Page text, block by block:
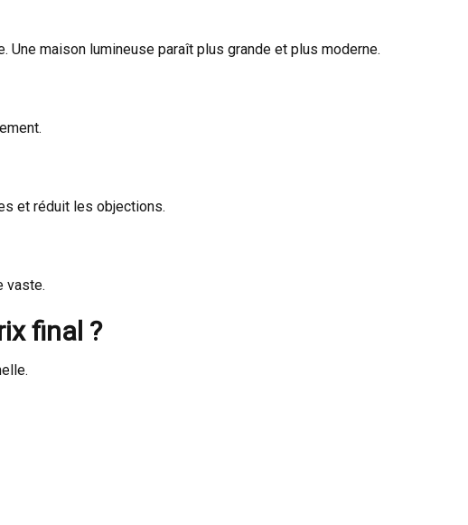
maison lumineuse paraît plus grande et plus moderne.
et réduit les objections.
vaste.
final ?